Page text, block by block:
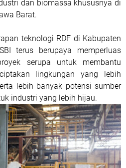
dan biomassa khususnya di
Barat.
teknologi RDF di Kabupaten
terus berupaya memperluas
serupa untuk membantu
lingkungan yang lebih
lebih banyak potensi sumber
industri yang lebih hijau.